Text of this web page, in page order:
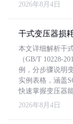
2026年8月4日
干式变压器损
本文详细解析干
（GB/T 10228-
例，分步骤说明
实例表格，涵盖
快速掌握变压器
2026年8月4日